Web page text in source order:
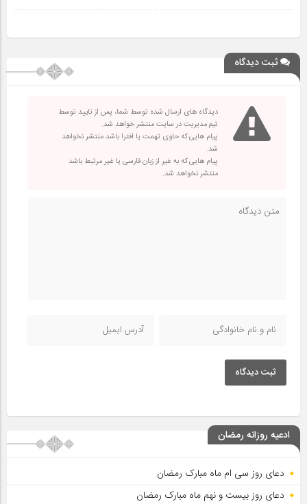
ثبت دیدگاه
دیدگاه های ارسال شده توسط شما، پس از تایید توسط
تیم مدیریت در سایت منتشر خواهد شد.
پیام هایی که حاوی تهمت یا افترا باشد منتشر نخواهد
شد.
پیام هایی که به غیر از زبان فارسی یا غیر مرتبط باشد
منتشر نخواهد شد.
ثبت دیدگاه
ادعیه روزانه رمضان
دعای روز سی ام ماه مبارک رمضان
دعای روز بیست و نهم ماه مبارک رمضان